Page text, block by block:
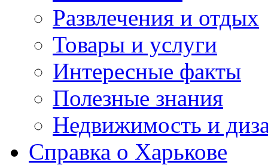
Развлечения и отдых
Товары и услуги
Интересные факты
Полезные знания
Недвижимость и
Справка о Харькове